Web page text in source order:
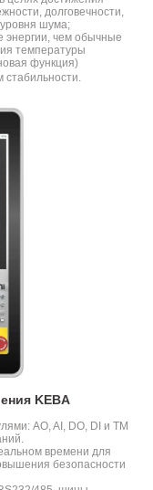
долговечности,
шума;
энергии, чем обычные
температуры
функция)
KEBA
AO, AI, DO, DI и TM
времени для
безопасности